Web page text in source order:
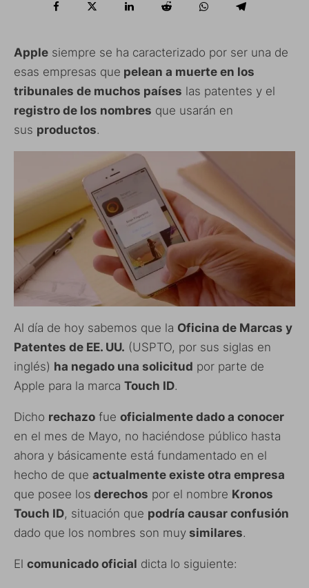
Apple siempre se ha caracterizado por ser una de
esas empresas que pelean a muerte en los
tribunales de muchos países las patentes y el
registro de los nombres que usarán en
sus productos.
Al día de hoy sabemos que la Oficina de Marcas y
Patentes de EE. UU. (USPTO, por sus siglas en
inglés) ha negado una solicitud por parte de
Apple para la marca Touch ID.
Dicho rechazo fue oficialmente dado a conocer
en el mes de Mayo, no haciéndose público hasta
ahora y básicamente está fundamentado en el
hecho de que actualmente existe otra empresa
que posee los derechos por el nombre Kronos
Touch ID, situación que podría causar confusión
dado que los nombres son muy similares.
El comunicado oficial dicta lo siguiente: